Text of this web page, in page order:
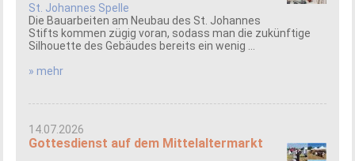
St. Johannes Spelle
Die Bauarbeiten am Neubau des St. Johannes
Stifts kommen zügig voran, sodass man die zukünftige
Silhouette des Gebäudes bereits ein wenig ...
» mehr
14.07.2026
Gottesdienst auf dem Mittelaltermarkt